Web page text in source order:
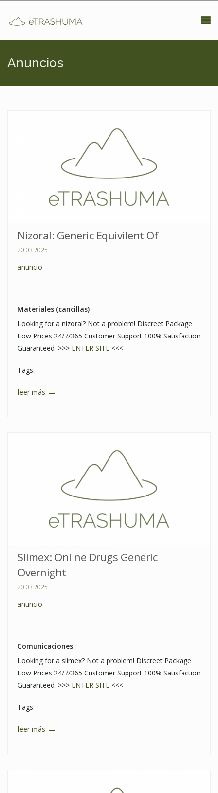
Anuncios
Nizoral: Generic Equivilent Of
20.03.2025
anuncio
Materiales (cancillas)
Looking for a nizoral? Not a problem! Discreet Package
Low Prices 24/7/365 Customer Support 100% Satisfaction
Guaranteed. >>> ENTER SITE <<<
Tags:
leer más
Slimex: Online Drugs Generic
Overnight
20.03.2025
anuncio
Comunicaciones
Looking for a slimex? Not a problem! Discreet Package
Low Prices 24/7/365 Customer Support 100% Satisfaction
Guaranteed. >>> ENTER SITE <<<
Tags:
leer más